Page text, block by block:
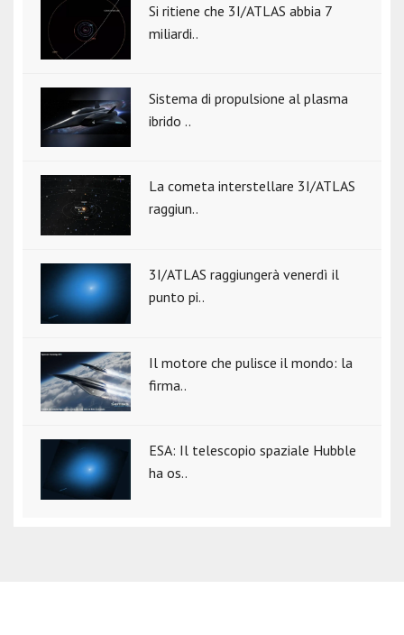
Si ritiene che 3I/ATLAS abbia 7
miliardi..
Sistema di propulsione al plasma
ibrido ..
La cometa interstellare 3I/ATLAS
raggiun..
3I/ATLAS raggiungerà venerdì il
punto pi..
Il motore che pulisce il mondo: la
firma..
ESA: Il telescopio spaziale Hubble
ha os..